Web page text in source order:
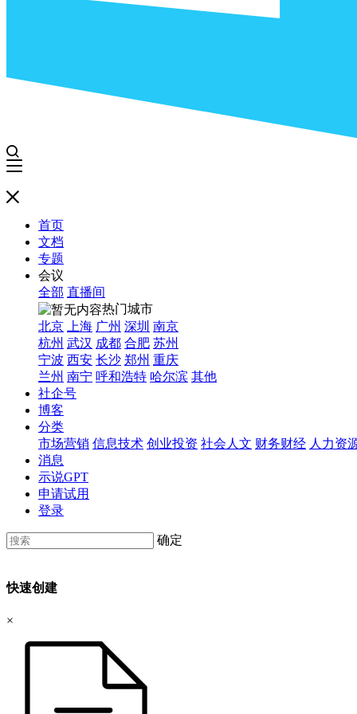
首页
文档
专题
会议
全部 直播间
热门城市
北京
上海 广州 深圳 南京
杭州 武汉 成都 合肥 苏州
宁波 西安 长沙 郑州 重庆
兰州 南宁 呼和浩特 哈尔滨 其他
社企号
博客
分类
市场营销 信息技术 创业投资 社会人文 财务财经 人力资
消息
示说GPT
申请试用
登录
确定
快速创建
×